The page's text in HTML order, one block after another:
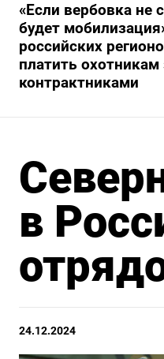
«Если вербовка не
будет
российских
платить охотникам
контрактниками
в
24.12.2024